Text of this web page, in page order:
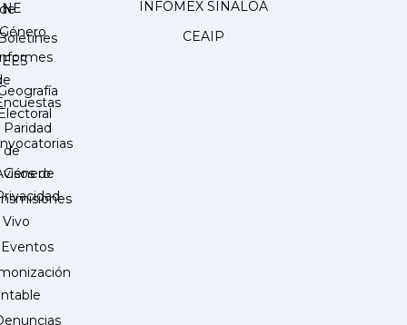
de
de
Género
Paridad
de
Género
Eventos
INFOMEX SINALOA
CEAIP